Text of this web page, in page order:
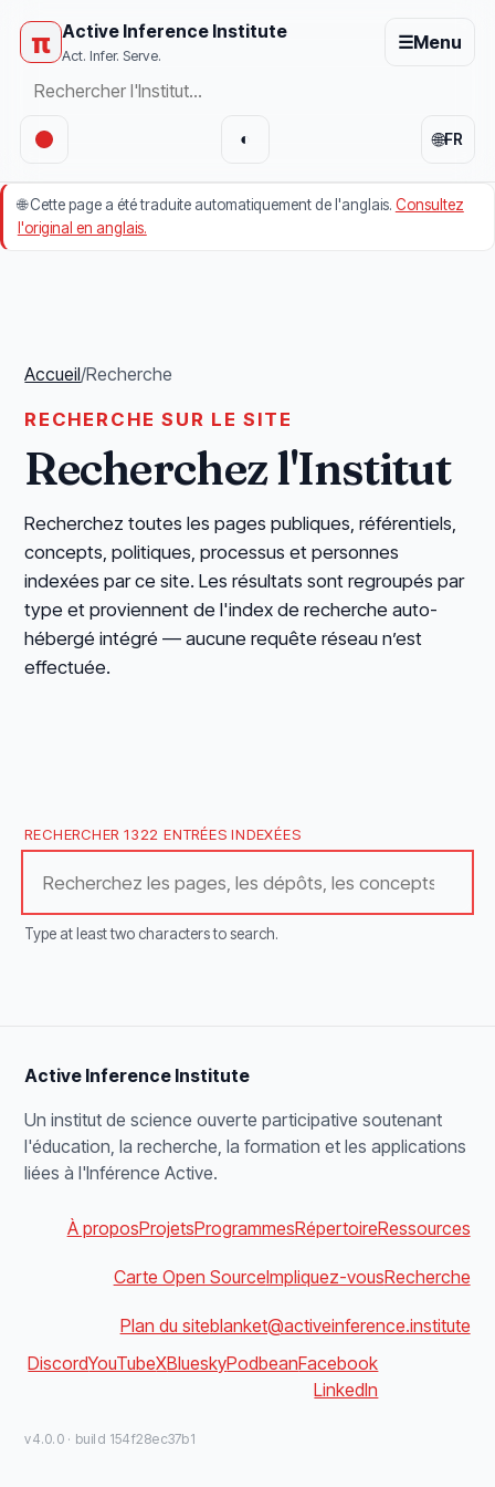
π Active Inference Institute
Act. Infer. Serve.
☰Menu
🌐FR
◐
🌐Cette page a été traduite automatiquement de l'anglais. Consultez
l'original en anglais.
Accueil/Recherche
RECHERCHE SUR LE SITE
Recherchez l'Institut
Recherchez toutes les pages publiques, référentiels,
concepts, politiques, processus et personnes
indexées par ce site. Les résultats sont regroupés par
type et proviennent de l'index de recherche auto-
hébergé intégré — aucune requête réseau n’est
effectuée.
RECHERCHER 1322 ENTRÉES INDEXÉES
Type at least two characters to search.
Active Inference Institute
Un institut de science ouverte participative soutenant
l'éducation, la recherche, la formation et les applications
liées à l'Inférence Active.
À proposProjetsProgrammesRépertoireRessources
Carte Open SourceImpliquez-vousRecherche
Plan du siteblanket@activeinference.institute
DiscordYouTubeXBlueskyPodbeanFacebook
LinkedIn
v4.0.0 · build 154f28ec37b1